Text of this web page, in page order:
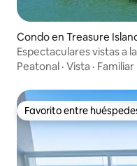
Condo en Treasure
Espectaculares vistas a
centro vacacional.
Peatonal · Vista · Familiar
Favorito entre
Favorito entre